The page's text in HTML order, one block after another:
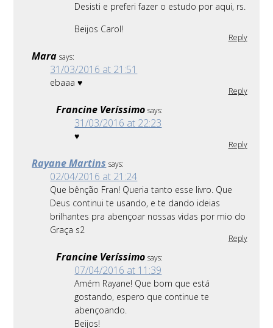
Desisti e preferi fazer o estudo por aqui, rs.
Beijos Carol!
Reply
Mara says:
31/03/2016 at 21:51
ebaaa ♥
Reply
Francine Veríssimo says:
31/03/2016 at 22:23
♥
Reply
Rayane Martins says:
02/04/2016 at 21:24
Que bênção Fran! Queria tanto esse livro. Que
Deus continui te usando, e te dando ideias
brilhantes pra abençoar nossas vidas por mio do
Graça s2
Reply
Francine Veríssimo says:
07/04/2016 at 11:39
Amém Rayane! Que bom que está
gostando, espero que continue te
abençoando.
Beijos!